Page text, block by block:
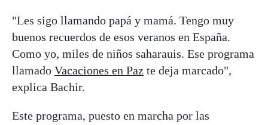
"Les sigo llamando papá y mamá. Tengo muy
buenos recuerdos de esos veranos en España.
Como yo, miles de niños saharauis. Ese programa
llamado Vacaciones en Paz te deja marcado",
explica Bachir.
Este programa, puesto en marcha por las